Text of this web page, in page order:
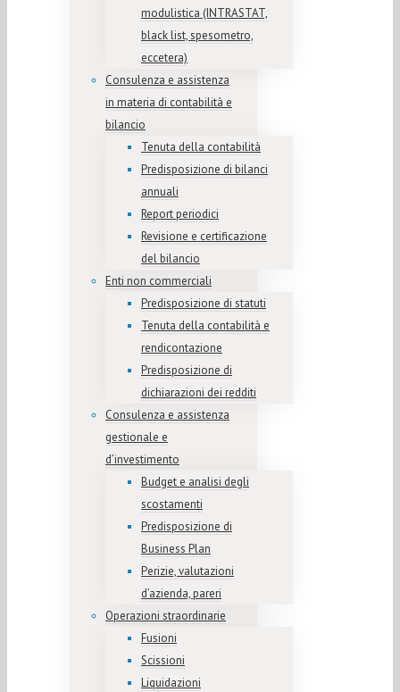
modulistica (INTRASTAT,
black list, spesometro,
eccetera)
Consulenza e assistenza
in materia di contabilità e
bilancio
Tenuta della contabilità
Predisposizione di bilanci
annuali
Report periodici
Revisione e certificazione
del bilancio
Enti non commerciali
Predisposizione di statuti
Tenuta della contabilità e
rendicontazione
Predisposizione di
dichiarazioni dei redditi
Consulenza e assistenza
gestionale e
d’investimento
Budget e analisi degli
scostamenti
Predisposizione di
Business Plan
Perizie, valutazioni
d’azienda, pareri
Operazioni straordinarie
Fusioni
Scissioni
Liquidazioni